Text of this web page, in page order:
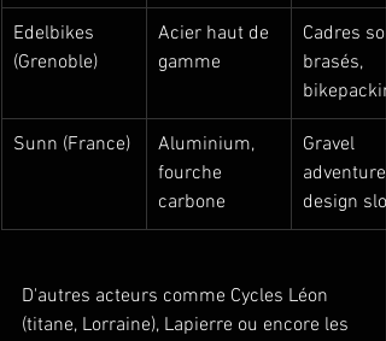
Edelbikes
(Grenoble)
Acier haut de
gamme
Cadres
brasés,
Sunn (France)
Aluminium,
fourche
carbone
Gravel
adventure,
design
D'autres acteurs comme Cycles Léon
(titane, Lorraine), Lapierre ou encore les